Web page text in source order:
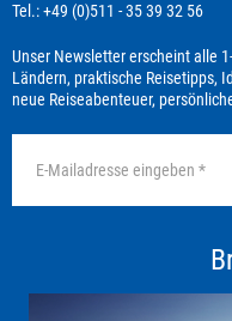
Tel.: +49 (0)511 - 35 39 32 56
Unser Newsletter erscheint alle
Ländern, praktische Reisetipps,
neue Reiseabenteuer,